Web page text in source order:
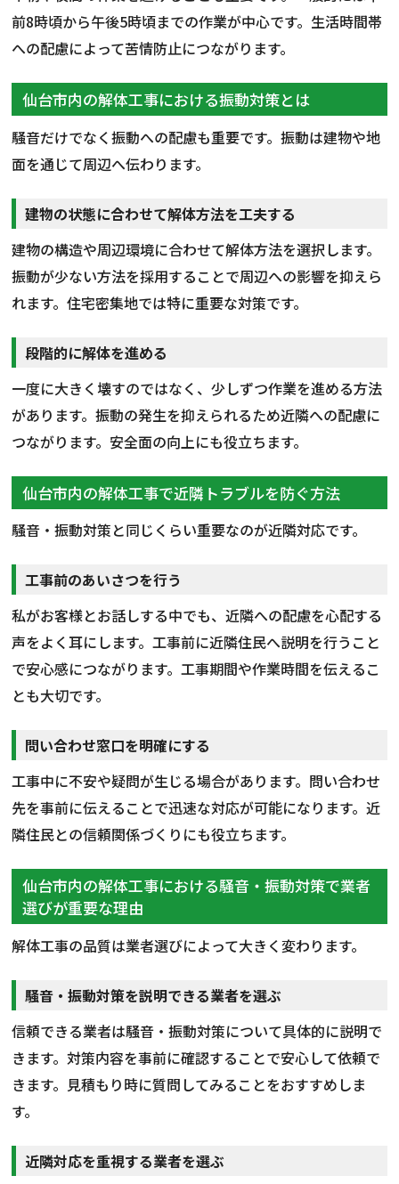
前8時頃から午後5時頃までの作業が中心です。生活時間帯
への配慮によって苦情防止につながります。
仙台市内の解体工事における振動対策とは
騒音だけでなく振動への配慮も重要です。振動は建物や地
面を通じて周辺へ伝わります。
建物の状態に合わせて解体方法を工夫する
建物の構造や周辺環境に合わせて解体方法を選択します。
振動が少ない方法を採用することで周辺への影響を抑えら
れます。住宅密集地では特に重要な対策です。
段階的に解体を進める
一度に大きく壊すのではなく、少しずつ作業を進める方法
があります。振動の発生を抑えられるため近隣への配慮に
つながります。安全面の向上にも役立ちます。
仙台市内の解体工事で近隣トラブルを防ぐ方法
騒音・振動対策と同じくらい重要なのが近隣対応です。
工事前のあいさつを行う
私がお客様とお話しする中でも、近隣への配慮を心配する
声をよく耳にします。工事前に近隣住民へ説明を行うこと
で安心感につながります。工事期間や作業時間を伝えるこ
とも大切です。
問い合わせ窓口を明確にする
工事中に不安や疑問が生じる場合があります。問い合わせ
先を事前に伝えることで迅速な対応が可能になります。近
隣住民との信頼関係づくりにも役立ちます。
仙台市内の解体工事における騒音・振動対策で業者
選びが重要な理由
解体工事の品質は業者選びによって大きく変わります。
騒音・振動対策を説明できる業者を選ぶ
信頼できる業者は騒音・振動対策について具体的に説明で
きます。対策内容を事前に確認することで安心して依頼で
きます。見積もり時に質問してみることをおすすめしま
す。
近隣対応を重視する業者を選ぶ